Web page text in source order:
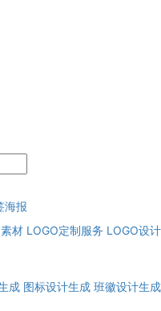
海报
材 LOGO定制服务 LOGO设计
成 图标设计生成 班徽设计生成